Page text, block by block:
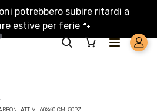
potrebbero subire ritardi a
estive per ferie 🐾